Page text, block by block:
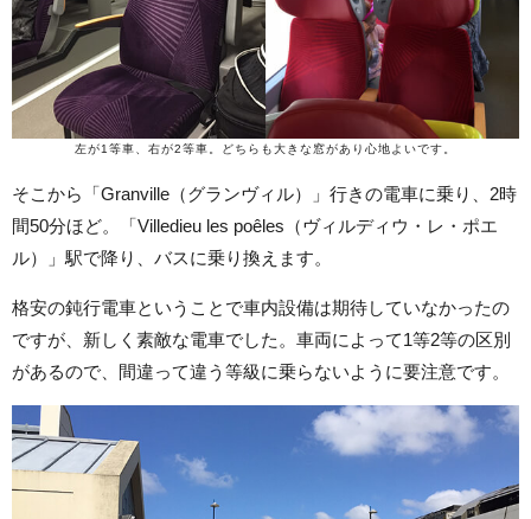
左が1等車、右が2等車。どちらも大きな窓があり心地よいです。
そこから「Granville（グランヴィル）」行きの電車に乗り、2時
間50分ほど。「Villedieu les poêles（ヴィルディウ・レ・ポエ
ル）」駅で降り、バスに乗り換えます。
格安の鈍行電車ということで車内設備は期待していなかったの
ですが、新しく素敵な電車でした。車両によって1等2等の区別
があるので、間違って違う等級に乗らないように要注意です。